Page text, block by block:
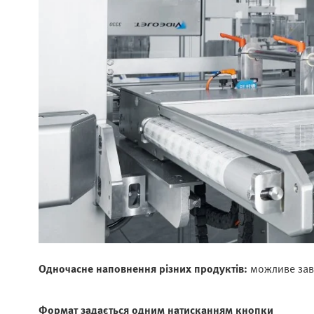
Одночасне наповнення різних продуктів: можливе
Формат задається одним натисканням кнопки